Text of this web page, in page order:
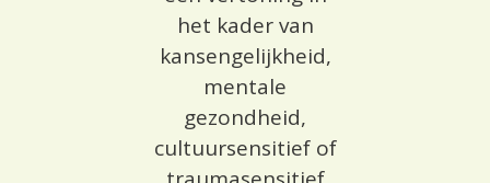
het kader van
kansengelijkheid,
mentale
gezondheid,
cultuursensitief of